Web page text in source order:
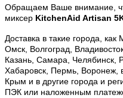
Обращаем Ваше внимание,
миксер KitchenAid Artisan
Доставка в такие города, как
Омск, Волгоград,
Казань, Самара, Челябинск,
Хабаровск, Пермь, Воронеж,
Крым и в другие города и
ПЭК или наложенным